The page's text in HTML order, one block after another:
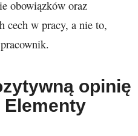
obowiązków oraz
cech w pracy, a nie to,
opinię